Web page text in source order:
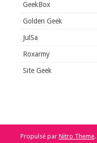
GeekBox
Golden Geek
JulSa
Roxarmy
Site Geek
Propulsé par Nitro Theme.